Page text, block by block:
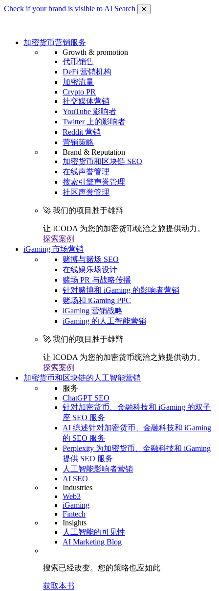
Check if your brand is visible to AI Search ✕
加密货币营销服务
Growth & promotion
代币销售
DeFi 营销机构
加密流量
Crypto PR
社交媒体营销
YouTube 影响者
Twitter 上的影响者
Reddit 营销
营销策略
Brand & Reputation
加密货币和区块链 SEO
在线声誉管理
搜索引擎声誉管理
社区声誉管理
🚀 我们的项目胜于雄辩
让 ICODA 为您的加密货币统治之旅提供动力。
探索案例
iGaming 市场营销
赌博与赌场 SEO
在线娱乐场设计
赌场 PR 与战略传播
针对赌博和 iGaming 的影响者营销
赌场和 iGaming PPC
iGaming 营销战略
iGaming 的人工智能营销
🚀 我们的项目胜于雄辩
让 ICODA 为您的加密货币统治之旅提供动力。
探索案例
加密货币和区块链的人工智能营销
服务
ChatGPT SEO
针对加密货币、金融科技和 iGaming 的双子
座 SEO 服务
AI 综述针对加密货币、金融科技和 iGaming
的 SEO 服务
Perplexity 为加密货币、金融科技和 iGaming
提供 SEO 服务
人工智能影响者营销
AI SEO
Industries
Web3
iGaming
Fintech
Insights
人工智能的可见性
AI Marketing Blog
搜索已经改变。 您的策略也应如此
获取本书